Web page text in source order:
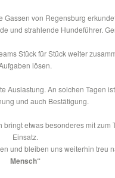
von Regensburg
und strahlende Hundeführer.
Stück für Stück weiter
lösen.
Auslastung. An solchen Tagen
und auch Bestätigung.
etwas besonderes mit zum
Einsatz.
und bleiben uns weiterhin treu
Mensch“